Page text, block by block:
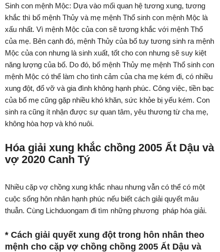
Sinh con mệnh Mộc: Dựa vào mối quan hệ tương xung, tương
khắc thì bố mệnh Thủy và mẹ mệnh Thổ sinh con mệnh Mộc là
xấu nhất. Vì mệnh Mộc của con sẽ tương khắc với mệnh Thổ
của mẹ. Bên cạnh đó, mệnh Thủy của bố tuy tương sinh ra mệnh
Mộc của con nhưng là sinh xuất, tốt cho con nhưng sẽ suy kiệt
năng lượng của bố. Do đó, bố mệnh Thủy mẹ mệnh Thổ sinh con
mệnh Mộc có thể làm cho tình cảm của cha mẹ kém đi, có nhiều
xung đột, đổ vỡ và gia đình không hạnh phúc. Công việc, tiền bạc
của bố mẹ cũng gặp nhiều khó khăn, sức khỏe bị yếu kém. Con
sinh ra cũng ít nhận được sự quan tâm, yêu thương từ cha mẹ,
không hòa hợp và khó nuôi.
Hóa giải xung khắc chồng 2005 Ất Dậu và
vợ 2020 Canh Tý
Nhiều cặp vợ chồng xung khắc nhau nhưng vẫn có thể có một
cuộc sống hôn nhân hạnh phúc nếu biết cách giải quyết mâu
thuẫn. Cùng Lichduongam đi tìm những phương pháp hóa giải.
* Cách giải quyết xung đột trong hôn nhân theo
mệnh cho cặp vợ chồng chồng 2005 Ất Dậu và